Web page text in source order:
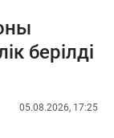
берілді
05.08.2026, 17:25